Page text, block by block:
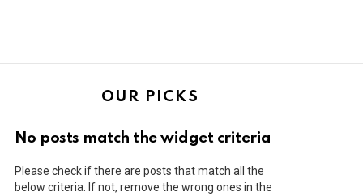
OUR PICKS
No posts match the widget criteria
Please check if there are posts that match all the
below criteria. If not, remove the wrong ones in the